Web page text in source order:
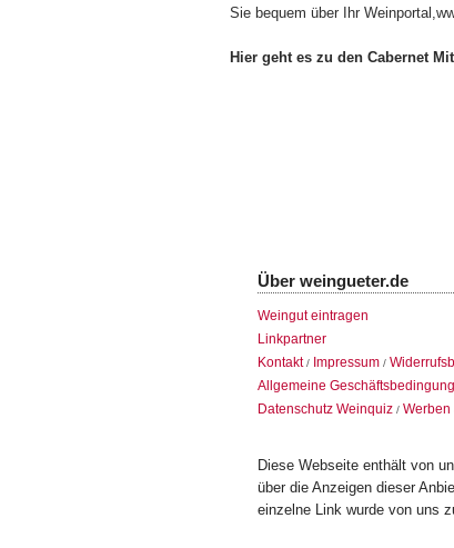
Sie bequem über Ihr
Hier geht es zu den Cabernet
Über weingueter.de
Weingut eintragen
Linkpartner
Kontakt/ Impressum /
Allgemeine
Datenschutz Weinquiz / Werben
Diese Webseite enthält von
über die Anzeigen dieser
einzelne Link wurde von uns